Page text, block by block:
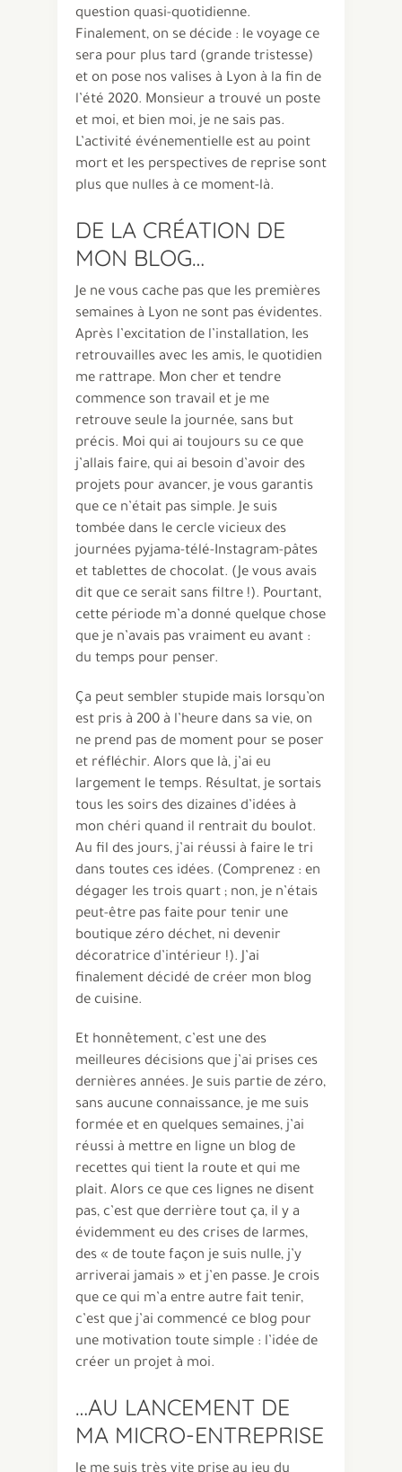
question quasi-quotidienne.
Finalement, on se décide : le voyage ce
sera pour plus tard (grande tristesse)
et on pose nos valises à Lyon à la fin de
l’été 2020. Monsieur a trouvé un poste
et moi, et bien moi, je ne sais pas.
L’activité événementielle est au point
mort et les perspectives de reprise sont
plus que nulles à ce moment-là.
DE LA CRÉATION DE
MON BLOG…
Je ne vous cache pas que les premières
semaines à Lyon ne sont pas évidentes.
Après l’excitation de l’installation, les
retrouvailles avec les amis, le quotidien
me rattrape. Mon cher et tendre
commence son travail et je me
retrouve seule la journée, sans but
précis. Moi qui ai toujours su ce que
j’allais faire, qui ai besoin d’avoir des
projets pour avancer, je vous garantis
que ce n’était pas simple. Je suis
tombée dans le cercle vicieux des
journées pyjama-télé-Instagram-pâtes
et tablettes de chocolat. (Je vous avais
dit que ce serait sans filtre !). Pourtant,
cette période m’a donné quelque chose
que je n’avais pas vraiment eu avant :
du temps pour penser.
Ça peut sembler stupide mais lorsqu’on
est pris à 200 à l’heure dans sa vie, on
ne prend pas de moment pour se poser
et réfléchir. Alors que là, j’ai eu
largement le temps. Résultat, je sortais
tous les soirs des dizaines d’idées à
mon chéri quand il rentrait du boulot.
Au fil des jours, j’ai réussi à faire le tri
dans toutes ces idées. (Comprenez : en
dégager les trois quart ; non, je n’étais
peut-être pas faite pour tenir une
boutique zéro déchet, ni devenir
décoratrice d’intérieur !). J’ai
finalement décidé de créer mon blog
de cuisine.
Et honnêtement, c’est une des
meilleures décisions que j’ai prises ces
dernières années. Je suis partie de zéro,
sans aucune connaissance, je me suis
formée et en quelques semaines, j’ai
réussi à mettre en ligne un blog de
recettes qui tient la route et qui me
plait. Alors ce que ces lignes ne disent
pas, c’est que derrière tout ça, il y a
évidemment eu des crises de larmes,
des « de toute façon je suis nulle, j’y
arriverai jamais » et j’en passe. Je crois
que ce qui m’a entre autre fait tenir,
c’est que j’ai commencé ce blog pour
une motivation toute simple : l’idée de
créer un projet à moi.
…AU LANCEMENT DE
MA MICRO-ENTREPRISE